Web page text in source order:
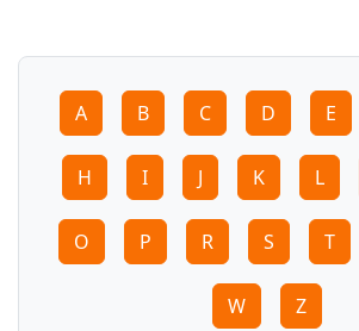
A B C D E
H I J K L
O P R S T
W Z